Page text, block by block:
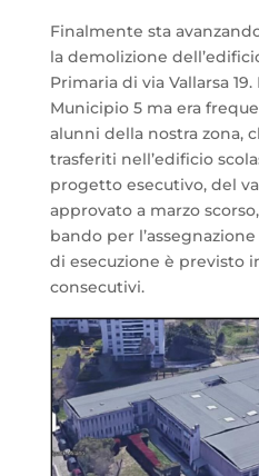
Finalmente sta
la demolizione
Primaria di via Vallarsa
Municipio 5 ma era
alunni della nostra zona,
trasferiti nell’edificio
progetto esecutivo, del
approvato a marzo
bando per
di esecuzione è previsto
consecutivi.